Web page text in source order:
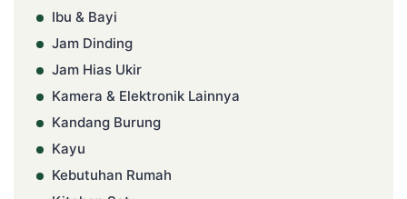
Ibu & Bayi
Jam Dinding
Jam Hias Ukir
Kamera & Elektronik Lainnya
Kandang Burung
Kayu
Kebutuhan Rumah